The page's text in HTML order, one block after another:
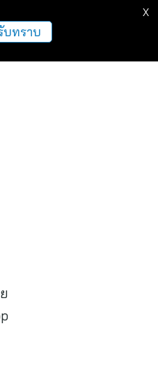
าสัมพันธ์
บทราบ
X